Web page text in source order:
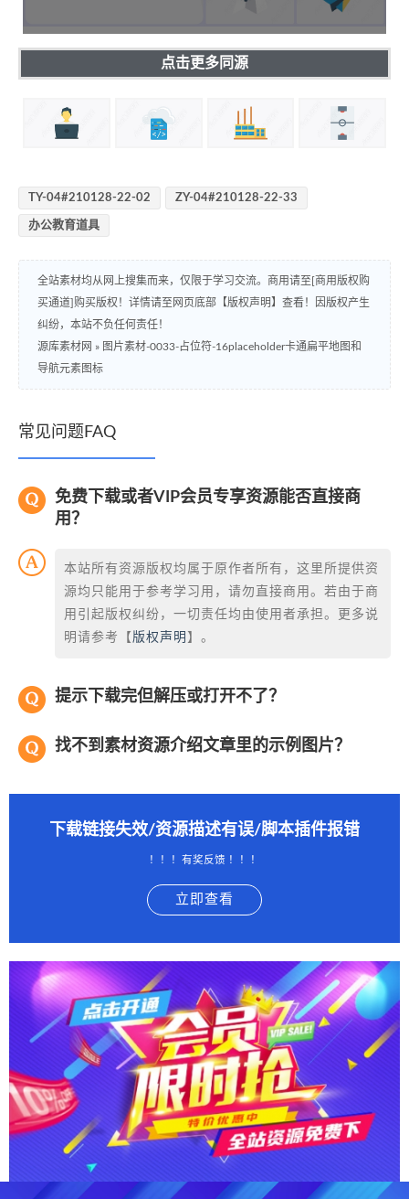
点击更多同源
TY-04#210128-22-02 ZY-04#210128-22-33
办公教育道具
全站素材均从网上搜集而来，仅限于学习交流。商用请至[商用版权购
买通道]购买版权！详情请至网页底部【版权声明】查看！因版权产生
纠纷，本站不负任何责任！
源库素材网 » 图片素材-0033-占位符-16placeholder卡通扁平地图和
导航元素图标
常见问题FAQ
免费下载或者VIP会员专享资源能否直接商
用？
本站所有资源版权均属于原作者所有，这里所提供资
源均只能用于参考学习用，请勿直接商用。若由于商
用引起版权纠纷，一切责任均由使用者承担。更多说
明请参考【 版权声明 】。
提示下载完但解压或打开不了？
找不到素材资源介绍文章里的示例图片？
下载链接失效/资源描述有误/脚本插件报错
！！！有奖反馈 ！！！
立即查看